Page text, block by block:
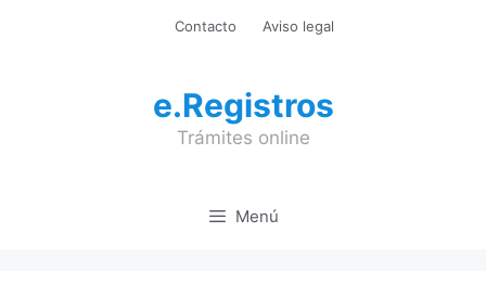
Contacto Aviso legal
e.Registros
Trámites online
Menú